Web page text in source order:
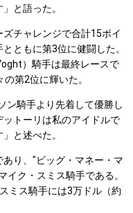
と語った。
チャレンジで合計15ポイ
ともに第3位に健闘した。
）騎手は最終レースで
第2位に輝いた。
騎手より先着して優勝し
トーリは私のアイドルで
と述べた。
り、"ビッグ・マネー・マ
イク・スミス騎手である。
ミス騎手には3万ドル（約